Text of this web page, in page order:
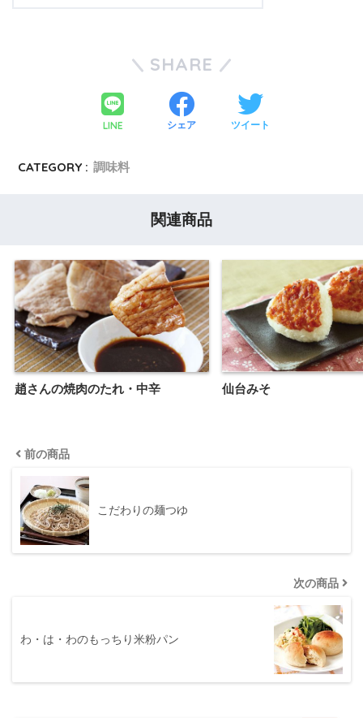
SHARE
LINE シェア ツイート
CATEGORY : 調味料
関連商品
趙さんの焼肉のたれ・中辛 仙台みそ
前の商品
こだわりの麺つゆ
次の商品
わ・は・わのもっちり米粉パン